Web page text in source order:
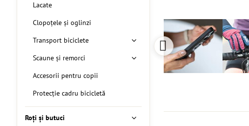
Lacate
Clopoțele și oglinzi
Transport biciclete
Scaune și remorci
Accesorii pentru copii
Protecție cadru bicicletă
Roți și butuci